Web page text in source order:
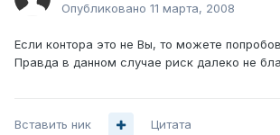
Опубликовано 11 марта, 2008
Если контора это не Вы, то можете
Правда в данном случае риск далеко не
Вставить ник Цитата